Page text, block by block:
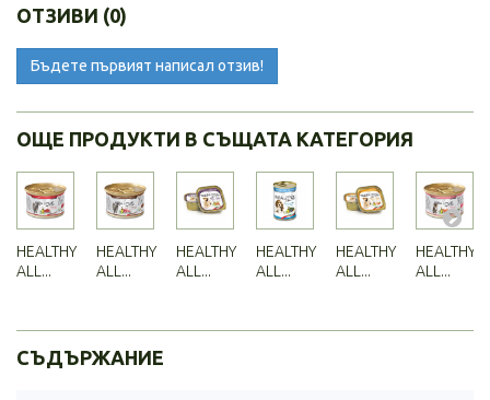
ОТЗИВИ (0)
Бъдете първият написал отзив!
ОЩЕ ПРОДУКТИ В СЪЩАТА КАТЕГОРИЯ
HEALTHY
ALL...
HEALTHY
ALL...
HEALTHY
ALL...
HEALTHY
ALL...
HEALTHY
ALL...
HEALTHY
ALL...
СЪДЪРЖАНИЕ